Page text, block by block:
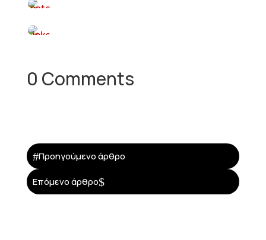
0 Comments
#Προηγούμενο άρθρο
Επόμενο άρθρο$